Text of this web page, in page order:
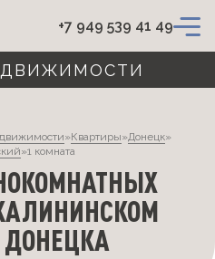
+7 949 539 41 49
»Квартиры»Донецк»
»1 комната
ДОНЕЦКА